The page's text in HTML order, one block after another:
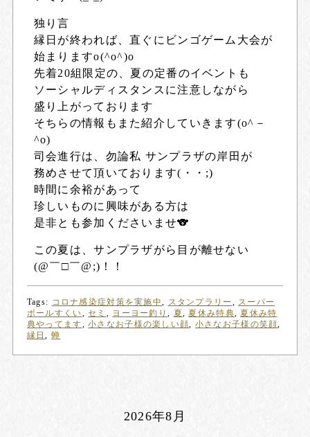
独り言
縁日が終われば、直ぐにビンゴゲーム大会が
始まりますo(^o^)o
先着20組限定の、夏の定番のイベントも
ソーシャルディスタンスに注意しながら
盛り上がっております
そちらの情報もまた紹介していきます(o^－
^o)
司会進行は、勿論私 サンプラザの岸田が
務めさせて頂いております(・・;)
時間に余裕があって
珍しいものに興味がある方は
是非とも参加くださいませ🐨
この夏は、サンプラザがら目が離せない
(@￣□￣@;)！！
Tags: コロナ感染症対策を実施中, スタンプラリー , スーパー
ボールすくい,セミ , ヨーヨー釣り , 夏,夏休み特典,夏休み特
典やってます,小さなお子様の楽しい顔, 小さなお子様の笑顔,
縁日,蝉
2026年8月